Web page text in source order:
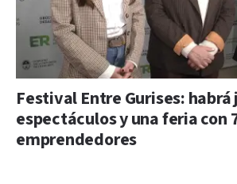
Festival Entre Gurises: habrá
espectáculos y una feria con
emprendedores